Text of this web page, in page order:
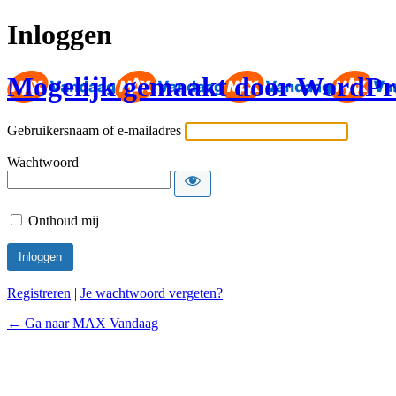
Inloggen
Mogelijk gemaakt door
Gebruikersnaam of e-mailadres
Wachtwoord
Onthoud mij
Registreren | Je wachtwoord vergeten?
← Ga naar MAX Vandaag